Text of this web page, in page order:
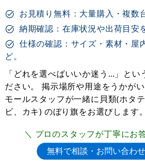
お見積り無料：大量購入・複数
納期確認：在庫状況や出荷目安
仕様の確認：サイズ・素材・屋
ど。
「どれを選べばいいか迷う…」とい
ださい。 掲示場所や用途をうかが
モールスタッフが一緒に貝類(ホタ
ビ、カキ) のぼり旗をお選びします。
＼ プロのスタッフが丁寧にお